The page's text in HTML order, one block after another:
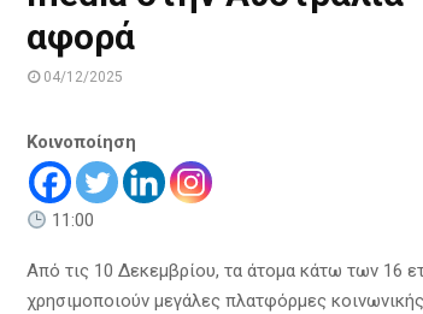
αφορά
04/12/2025
Κοινοποίηση
11:00
Από τις 10 Δεκεμβρίου, τα άτομα κάτω των 16
χρησιμοποιούν μεγάλες πλατφόρμες